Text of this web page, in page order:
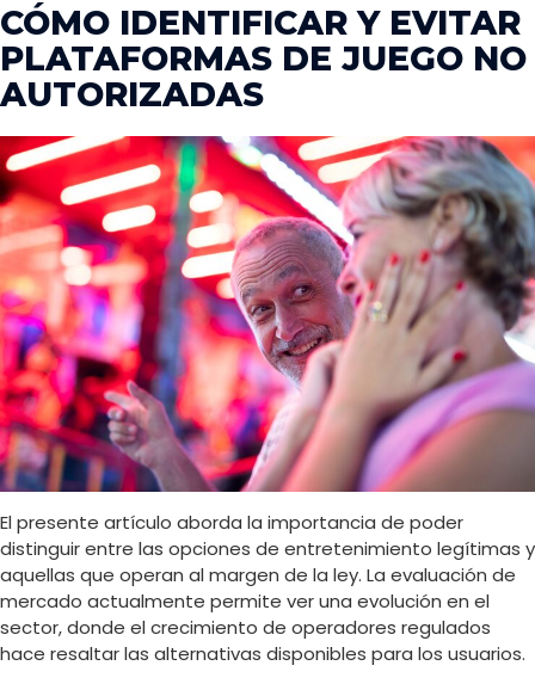
CÓMO IDENTIFICAR Y EVITAR
PLATAFORMAS DE JUEGO NO
AUTORIZADAS
El presente artículo aborda la importancia de poder
distinguir entre las opciones de entretenimiento legítimas y
aquellas que operan al margen de la ley. La evaluación de
mercado actualmente permite ver una evolución en el
sector, donde el crecimiento de operadores regulados
hace resaltar las alternativas disponibles para los usuarios.